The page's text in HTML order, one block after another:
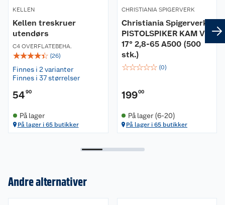
KELLEN
Kellen treskruer
utendørs
C4 OVERFLATEBEHA.
☆☆☆☆☆ (26)
Finnes i 2 varianter
Finnes i 37 størrelser
5490
På lager
På lager i 65 butikker
CHRISTIANIA SPIGERVERK
Christiania Spigerverk
PISTOLSPIKER KAM VF
17° 2,8-65 A500 (500
stk.)
☆☆☆☆☆ (0)
19900
På lager (6-20)
På lager i 65 butikker
Andre alternativer